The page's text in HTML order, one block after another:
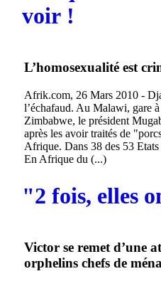
voir !
L’homosexualité est
Afrik.com, 26 Mars 2010 -
l’échafaud. Au Malawi, gare
Zimbabwe, le président
après les avoir traités de
Afrique. Dans 38 des 53
En Afrique du (...)
"2 fois, elles
Victor se remet d’une
orphelins chefs de